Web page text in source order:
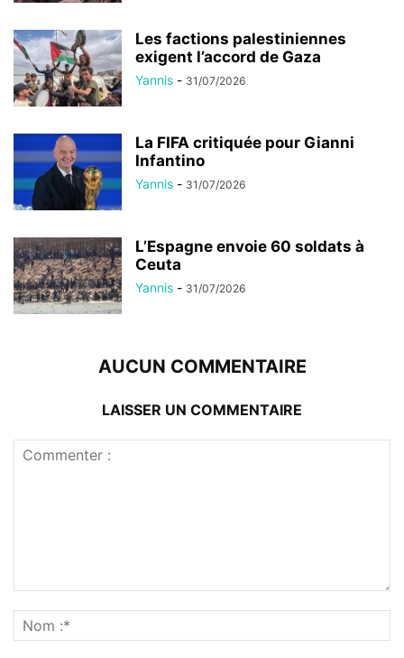
Les factions palestiniennes
exigent l’accord de Gaza
Yannis - 31/07/2026
La FIFA critiquée pour Gianni
Infantino
Yannis - 31/07/2026
L’Espagne envoie 60 soldats à
Ceuta
Yannis - 31/07/2026
AUCUN COMMENTAIRE
LAISSER UN COMMENTAIRE